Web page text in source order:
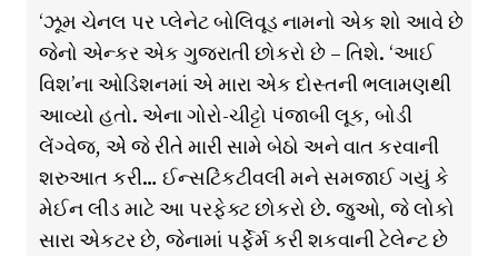
‘ઝૂમ ચેનલ પર પ્લેનેટ બોલિવૂડ નામનો એક શો આવે છે
જેનો એન્કર એક ગુજરાતી છોકરો છે – તિશે. ‘આઈ
વિશ’ના ઓડિશનમાં એ મારા એક દોસ્તની ભલામણથી
આવ્યો હતો. એના ગોરો-ચીટ્ટો પંજાબી લૂક, બોડી
લેંગ્વેજ, એે જે રીતે મારી સામે બેઠો અને વાત કરવાની
શરુઆત કરી… ઈન્સટિંકટીવલી મને સમજાઈ ગયું કે
મેઈન લીડ માટે આ પરફેક્ટ છોકરો છે. જુઓ, જે લોકો
સારા એકટર છે, જેનામાં પર્ફેર્મ કરી શકવાની ટેલેન્ટ છે